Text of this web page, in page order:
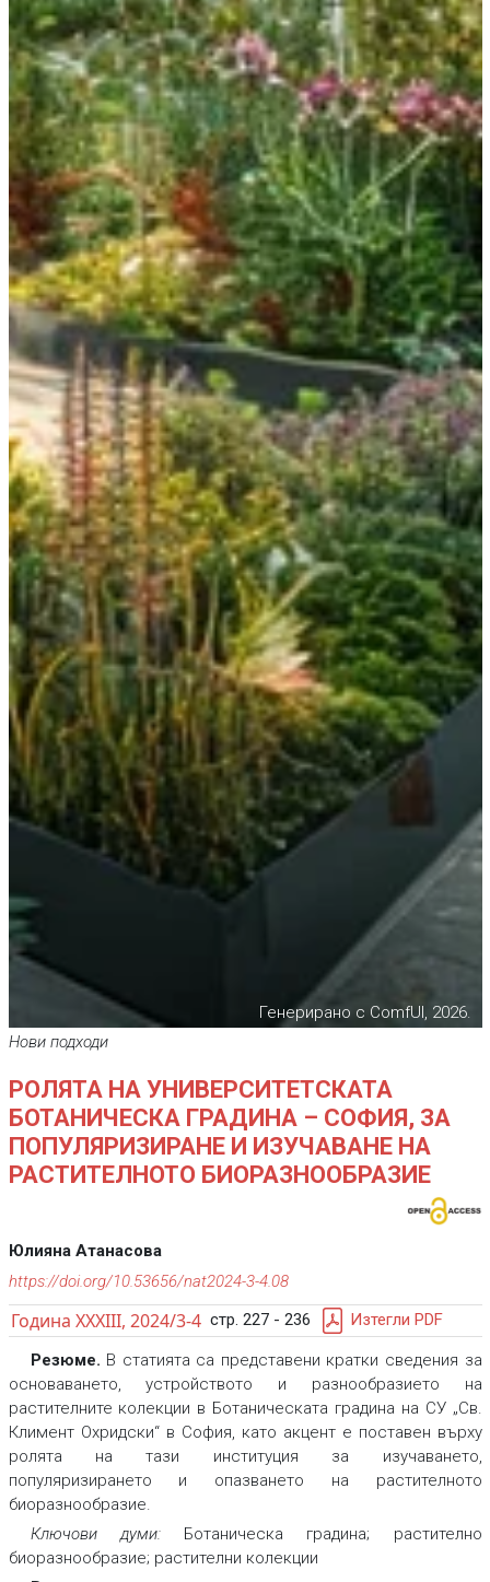
Генерирано с ComfUI, 2026.
Нови подходи
РОЛЯТА НА УНИВЕРСИТЕТСКАТА
БОТАНИЧЕСКА ГРАДИНА – СОФИЯ, ЗА
ПОПУЛЯРИЗИРАНЕ И ИЗУЧАВАНЕ НА
РАСТИТЕЛНОТО БИОРАЗНООБРАЗИЕ
Юлияна Атанасова
https://doi.org/10.53656/nat2024-3-4.08
Година XXXIII, 2024/3-4 стр. 227 - 236 Изтегли PDF
Резюме. В статията са представени кратки сведения за
основаването, устройството и разнообразието на
растителните колекции в Ботаническата градина на СУ „Св.
Климент Охридски“ в София, като акцент е поставен върху
ролята на тази институция за изучаването,
популяризирането и опазването на растителното
биоразнообразие.
Ключови думи: Ботаническа градина; растително
биоразнообразие; растителни колекции